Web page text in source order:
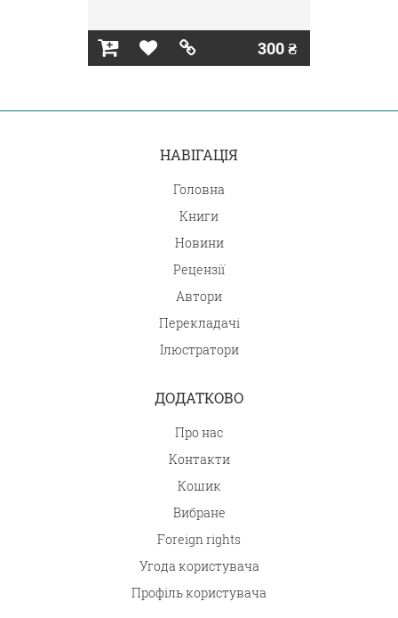
300 ₴
НАВІГАЦІЯ
Головна
Книги
Новини
Рецензії
Автори
Перекладачі
Ілюстратори
ДОДАТКОВО
Про нас
Контакти
Кошик
Вибране
Foreign rights
Угода користувача
Профіль користувача